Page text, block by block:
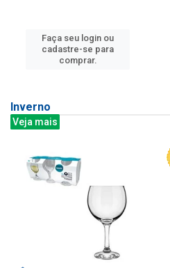
Faça seu login ou
cadastre-se para
comprar.
Inverno
Veja mais